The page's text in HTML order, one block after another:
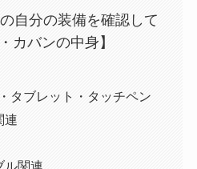
自分の装備を確認して
カバンの中身】
タブレット・タッチペン
連
ル関連